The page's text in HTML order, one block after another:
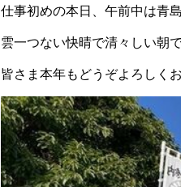
仕事初めの本日、午前中は青
雲一つない快晴で清々しい朝で
皆さま本年もどうぞよろしく